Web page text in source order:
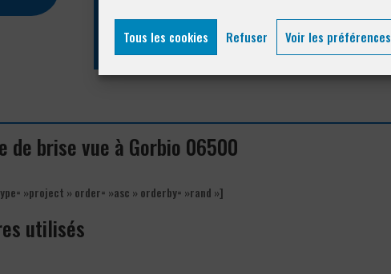
Tous les cookies Refuser Voir les préférences
04 93 74 33 76
de brise vue à Gorbio 06500
»project » order= »asc » orderby= »rand »]
utilisés